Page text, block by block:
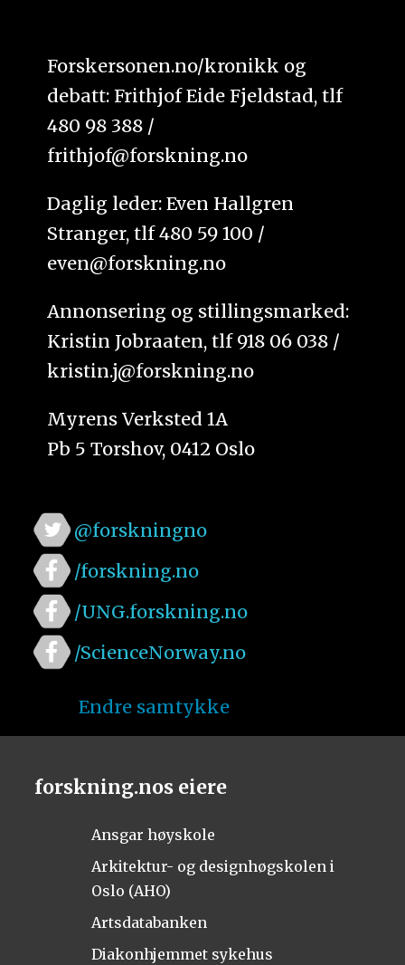
Forskersonen.no/kronikk og
debatt: Frithjof Eide Fjeldstad, tlf
480 98 388 /
frithjof@forskning.no
Daglig leder: Even Hallgren
Stranger, tlf 480 59 100 /
even@forskning.no
Annonsering og stillingsmarked:
Kristin Jobraaten, tlf 918 06 038 /
kristin.j@forskning.no
Myrens Verksted 1A
Pb 5 Torshov, 0412 Oslo
@forskningno
/forskning.no
/UNG.forskning.no
/ScienceNorway.no
Endre samtykke
forskning.nos eiere
Ansgar høyskole
Arkitektur- og designhøgskolen i
Oslo (AHO)
Artsdatabanken
Diakonhjemmet sykehus